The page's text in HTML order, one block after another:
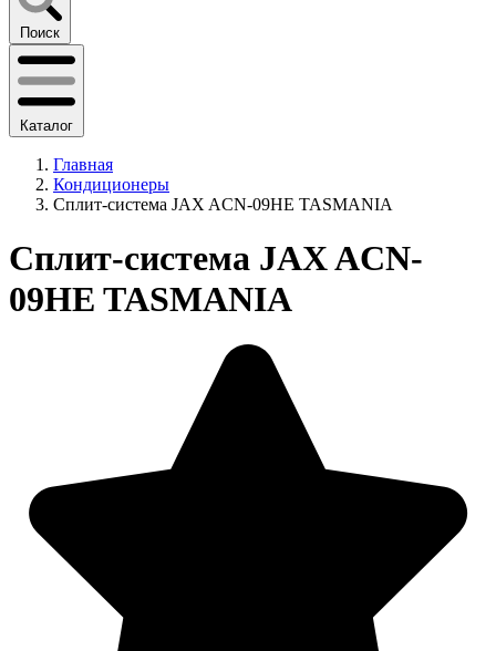
Поиск
Каталог
Главная
Кондиционеры
Сплит-система JAX ACN-09HE TASMANIA
Сплит-система JAX ACN-
09HE TASMANIA